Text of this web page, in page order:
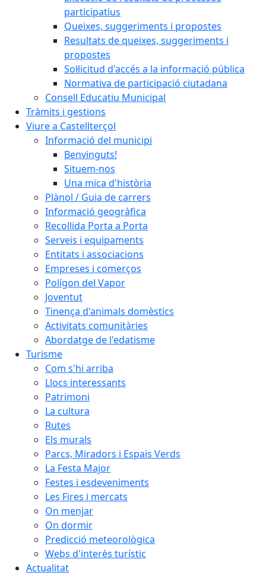
participatius
Queixes, suggeriments i propostes
Resultats de queixes, suggeriments i
propostes
Sol·licitud d'accés a la informació pública
Normativa de participació ciutadana
Consell Educatiu Municipal
Tràmits i gestions
Viure a Castellterçol
Informació del municipi
Benvinguts!
Situem-nos
Una mica d'història
Plànol / Guia de carrers
Informació geogràfica
Recollida Porta a Porta
Serveis i equipaments
Entitats i associacions
Empreses i comerços
Polígon del Vapor
Joventut
Tinença d'animals domèstics
Activitats comunitàries
Abordatge de l'edatisme
Turisme
Com s'hi arriba
Llocs interessants
Patrimoni
La cultura
Rutes
Els murals
Parcs, Miradors i Espais Verds
La Festa Major
Festes i esdeveniments
Les Fires i mercats
On menjar
On dormir
Predicció meteorològica
Webs d'interès turístic
Actualitat